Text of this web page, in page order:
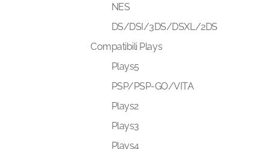
NES
DS/DSI/3DS/DSXL/2DS
Compatibili Plays
Plays5
PSP/PSP-GO/VITA
Plays2
Plays3
Plays4